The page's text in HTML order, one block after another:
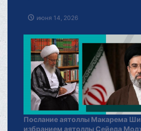
июня 14, 2026
Послание аятоллы Макарема
избранием аятоллы Сейеда